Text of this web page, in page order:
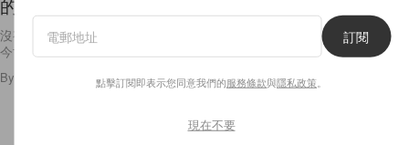
沒有思想，而只有美麗的外表，只不過是一個沒有靈魂的軀殼。可惜，現
今世代的女生似乎不太流行「思考」，只在乎照片的
By 2017年1月9日
訂閱
點擊訂閱即表示您同意我們的服務條款與隱私政策
現在不要